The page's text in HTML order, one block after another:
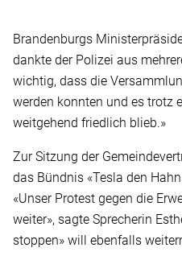
Brandenburgs
dankte der Polizei aus
wichtig, dass die
werden konnten und es trotz
weitgehend friedlich blieb.»
Zur Sitzung der
das Bündnis «Tesla den
«Unser Protest gegen die
weiter», sagte Sprecherin
stoppen» will ebenfalls